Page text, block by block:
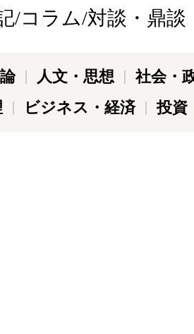
/コラム/対談・鼎談
人文・思想
社会・
ビジネス・経済 投資